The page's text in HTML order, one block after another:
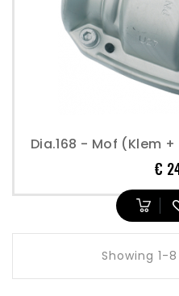
Dia.168 - Mof (klem
€
Showing 1-